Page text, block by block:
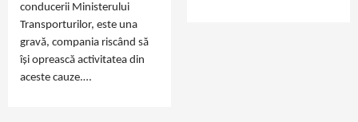
conducerii Ministerului
Transporturilor, este una
gravă, compania riscând să
își oprească activitatea din
aceste cauze.…